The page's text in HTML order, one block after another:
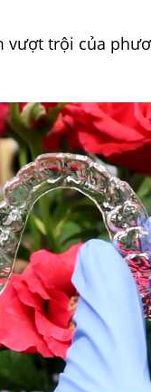
trội của